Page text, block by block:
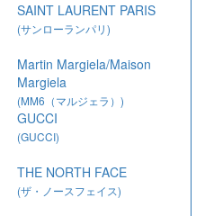
SAINT LAURENT PARIS
(サンローランパリ)
Martin Margiela/Maison
Margiela
(MM6（マルジェラ）)
GUCCI
(GUCCI)
THE NORTH FACE
(ザ・ノースフェイス)